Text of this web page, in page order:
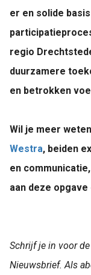
er en solide
regio
duurzamere
en betrokken
Wil je meer
Westra, beiden
en
aan deze
Schrijf je in voor
Nieuwsbrief. Als